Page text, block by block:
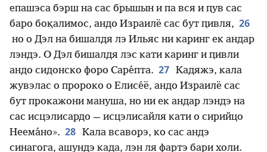
епашэса бэрш на сас брышын и па вся и ԥув сас
баро боқалимос, андо Израилё сас бут ԥивля, 26
но о Дэл на бишалдя лэ Ильяс ни каринг ек андар
лэндэ. О Дэл бишалдя лэс кати каринг и ԥивли
андо сидонско форо Саре́пта. 27 Кадяжэ, кала
жувэлас о пророко о Елисе́ё, андо Израилё сас
бут прокажони мануша, но ни ек андар лэндэ на
сас исцэлисардо — исцэлисайля кати о сирийцо
Неема́но». 28 Кала всаворэ, ко сас андэ
синагога, ашундэ када, лэн ля фартэ бари холи.